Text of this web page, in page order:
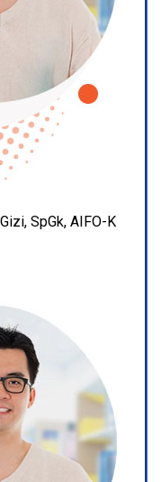
SpGk, AIFO-K